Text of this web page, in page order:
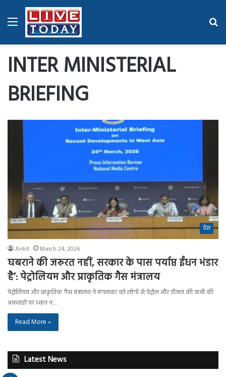
Menu
INTER MINISTERIAL
BRIEFING
देश
Ankit March 24, 2026
घबराने की जरूरत नहीं, सरकार के पास पर्याप्त ईंधन भंडार
है’: पेट्रोलियम और प्राकृतिक गैस मंत्रालय
पेट्रोलियम और प्राकृतिक गैस मंत्रालय ने मंगलवार को लोगों से पेट्रोल और डीजल की कमी की
अफवाहों पर ध्यान न…
Read More »
Latest News